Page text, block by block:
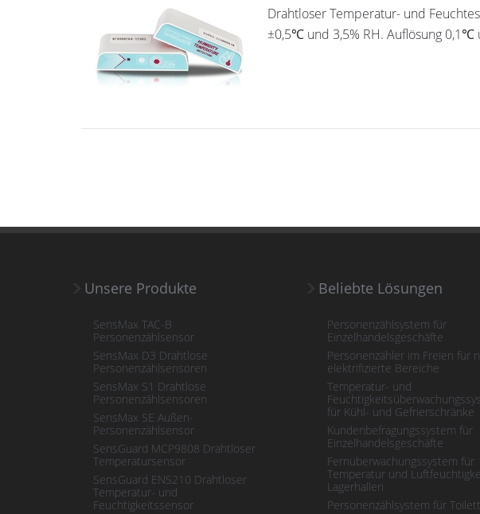
Drahtloser Temperatur- und
±0,5℃ und 3,5% RH. Auflösung 0,1℃
Unsere Produkte
SensMax TAC-B
Personenzählsensor
SensMax D3 Drahtlose
Personenzählsensoren
SensMax S1 Drahtlose
Personenzählsensoren
SensMax SE Außen-
Personenzählsensor
SensGuard MCP9808 Drahtloser
Temperatursensor
SensGuard ENS210 Drahtloser
Temperatur- und
Feuchtigkeitssensor
Beliebte Lösungen
Personenzählsystem für
Einzelhandelsgeschäfte
Personenzähler im Freien für
elektrifizierte Bereiche
Temperatur- und
für Kühl- und Gefrierschränke
Kundenbefragungssystem für
Einzelhandelsgeschäfte
Fernüberwachungssystem für
Temperatur und
Lagerhallen
Personenzählsystem für